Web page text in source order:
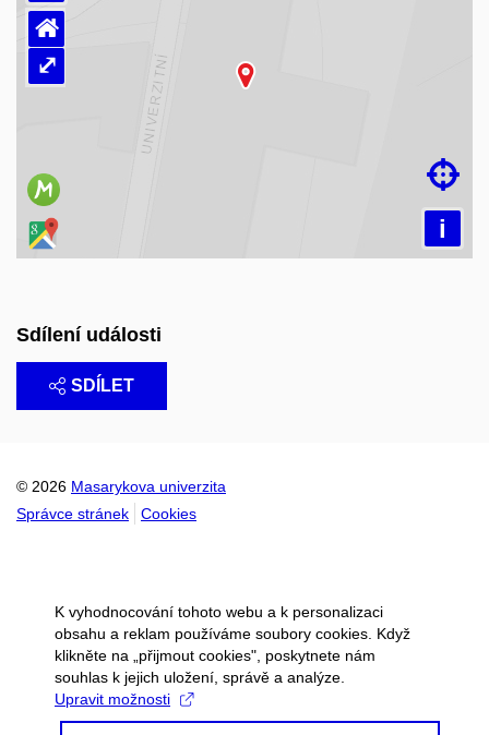
Načítám mapu…
i

⌂
⤢
Sdílení události
SDÍLET
© 2026 Masarykova univerzita
Správce stránek
Cookies
K vyhodnocování tohoto webu a k personalizaci
obsahu a reklam používáme soubory cookies. Když
klikněte na „přijmout cookies", poskytnete nám
souhlas k jejich uložení, správě a analýze.
Upravit možnosti